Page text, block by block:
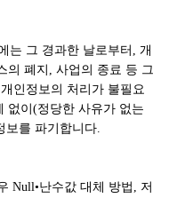
는 그 경과한 날로부터, 개
의 폐지, 사업의 종료 등 그
인정보의 처리가 불필요
없이(정당한 사유가 없는
보를 파기합니다.
Null•난수값 대체 방법, 저